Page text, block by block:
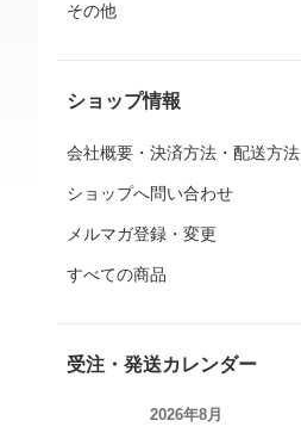
その他
ショップ情報
会社概要・決済方法・配送方法
ショップへ問い合わせ
メルマガ登録・変更
すべての商品
受注・発送カレンダー
2026年8月